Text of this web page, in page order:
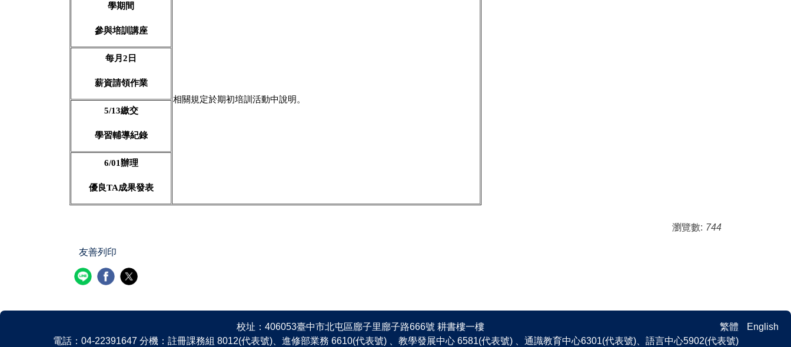
學期間
參與培訓講座
相關規定於期初培訓活動中說明。
每月2日
薪資請領作業
5/13繳交
學習輔導紀錄
6/01辦理
優良TA成果發表
瀏覽數: 744
友善列印
繁體 English
校址：406053臺中市北屯區廍子里廍子路666號 耕書樓一樓
電話：04-22391647 分機：註冊課務組 8012(代表號)、進修部業務 6610(代表號) 、教學發展中心 6581(代表號) 、通識教育中心6301(代表號)、語言中心5902(代表號)